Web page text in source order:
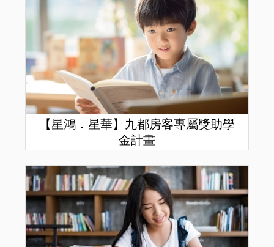
【星鴻．星華】九都房客專屬獎助學
金計畫